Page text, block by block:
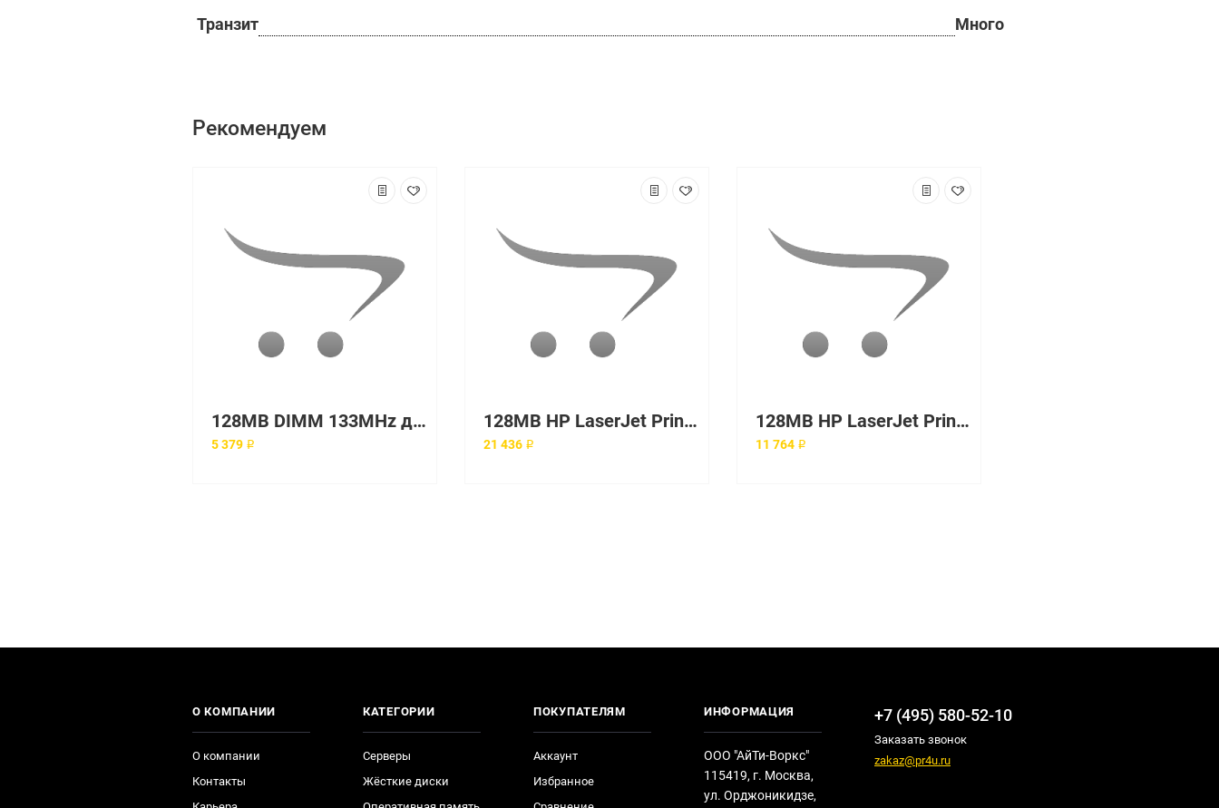
Транзит Много
Рекомендуем
128MB DIMM 133MHz для LC2000, LH3000, E800
5 379 ₽
128MB HP LaserJet Printer 100-pin Memory for HP LaserJet 1320 2300 2505 2550 2605 2700 2820 2840 3390 3392 4100 4200 4300 5100 8150 9000
21 436 ₽
128MB HP LaserJet Printer 100-pin Memory for HP LaserJet 1320 2300 2505 2550 2605 2700 2820 2840 3390 3392 4100 4200 4300 5100 8150 9000
11 764 ₽
О КОМПАНИИ
О компании
Контакты
КАТЕГОРИИ
Серверы
Жёсткие диски
ПОКУПАТЕЛЯМ
Аккаунт
Избранное
ИНФОРМАЦИЯ
ООО "АйТи-Воркс"
115419, г. Москва,
ул. Орджоникидзе,
+7 (495) 580-52-10
Заказать звонок
zakaz@pr4u.ru